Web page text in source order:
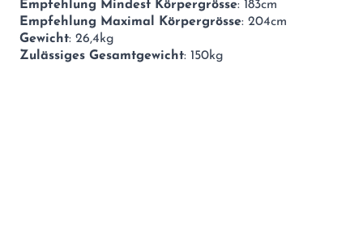
Empfehlung Mindest Körpergrösse: 183cm
Empfehlung Maximal Körpergrösse: 204cm
Gewicht: 26,4kg
Zulässiges Gesamtgewicht: 150kg